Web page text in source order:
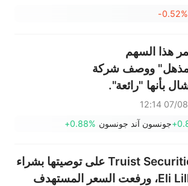
-0.52%
هذا السهم
"مذهل" ووصف شركة
بأنها "رائعة".
07/08 12:14
جونسون آند جونسون +0.88%
أبقت شركة Truist Securities على توصيتها بشراء
أسهم شركة Eli Lilly، ورفعت السعر المستهدف